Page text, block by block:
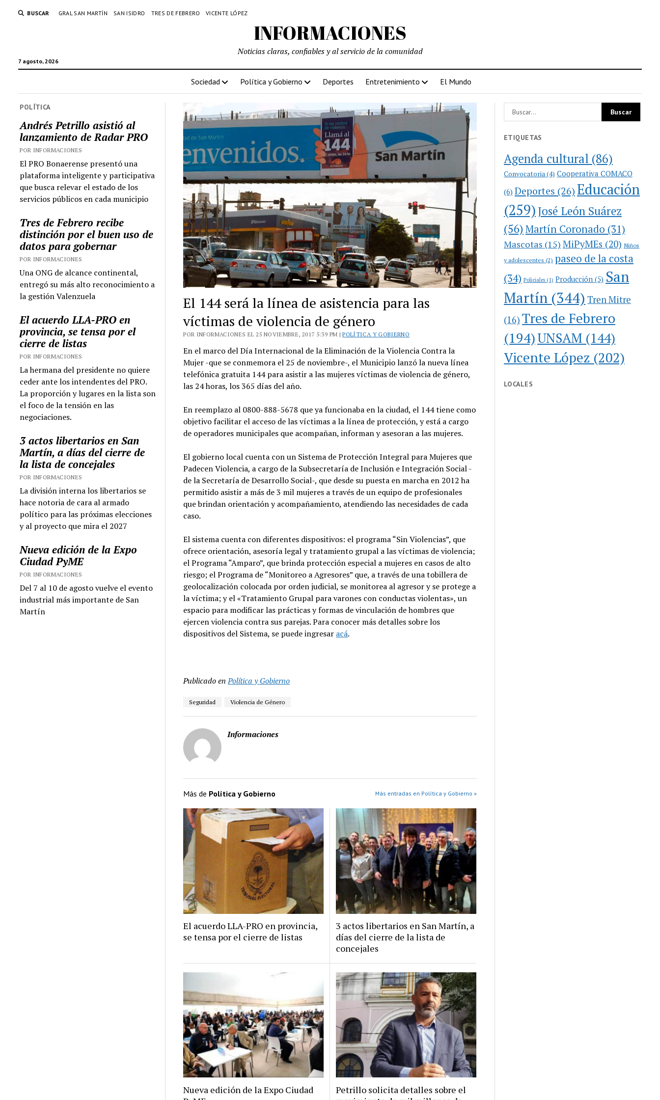
BUSCAR GRAL SAN MARTÍN SAN ISIDRO TRES DE FEBRERO VICENTE LÓPEZ
INFORMACIONES
7 agosto, 2026
Noticias claras, confiables y al servicio de la comunidad
Sociedad Política y Gobierno Deportes Entretenimiento El Mundo
POLÍTICA
Andrés Petrillo asistió al
lanzamiento de Radar PRO
POR INFORMACIONES
El PRO Bonaerense presentó una
plataforma inteligente y participativa
que busca relevar el estado de los
servicios públicos en cada municipio
Tres de Febrero recibe
distinción por el buen uso de
datos para gobernar
POR INFORMACIONES
Una ONG de alcance continental,
entregó su más alto reconocimiento a
la gestión Valenzuela
El acuerdo LLA-PRO en
provincia, se tensa por el
cierre de listas
POR INFORMACIONES
La hermana del presidente no quiere
ceder ante los intendentes del PRO.
La proporción y lugares en la lista son
el foco de la tensión en las
negociaciones.
3 actos libertarios en San
Martín, a días del cierre de
la lista de concejales
POR INFORMACIONES
La división interna los libertarios se
hace notoria de cara al armado
político para las próximas elecciones
y al proyecto que mira el 2027
Nueva edición de la Expo
Ciudad PyME
POR INFORMACIONES
Del 7 al 10 de agosto vuelve el evento
industrial más importante de San
Martín
El 144 será la línea de asistencia para las
víctimas de violencia de género
POR INFORMACIONES EL 25 NOVIEMBRE, 2017 5:39 PM |POLÍTICA Y GOBIERNO
En el marco del Día Internacional de la Eliminación de la Violencia Contra la
Mujer -que se conmemora el 25 de noviembre-, el Municipio lanzó la nueva línea
telefónica gratuita 144 para asistir a las mujeres víctimas de violencia de género,
las 24 horas, los 365 días del año.
En reemplazo al 0800-888-5678 que ya funcionaba en la ciudad, el 144 tiene como
objetivo facilitar el acceso de las víctimas a la línea de protección, y está a cargo
de operadores municipales que acompañan, informan y asesoran a las mujeres.
El gobierno local cuenta con un Sistema de Protección Integral para Mujeres que
Padecen Violencia, a cargo de la Subsecretaría de Inclusión e Integración Social -
de la Secretaría de Desarrollo Social-, que desde su puesta en marcha en 2012 ha
permitido asistir a más de 3 mil mujeres a través de un equipo de profesionales
que brindan orientación y acompañamiento, atendiendo las necesidades de cada
caso.
El sistema cuenta con diferentes dispositivos: el programa “Sin Violencias”, que
ofrece orientación, asesoría legal y tratamiento grupal a las víctimas de violencia;
el Programa “Amparo”, que brinda protección especial a mujeres en casos de alto
riesgo; el Programa de “Monitoreo a Agresores” que, a través de una tobillera de
geolocalización colocada por orden judicial, se monitorea al agresor y se protege a
la víctima; y el «Tratamiento Grupal para varones con conductas violentas», un
espacio para modificar las prácticas y formas de vinculación de hombres que
ejercen violencia contra sus parejas. Para conocer más detalles sobre los
dispositivos del Sistema, se puede ingresar acá.
Publicado en Política y Gobierno
Seguridad Violencia de Género
Informaciones
Más de Política y Gobierno Más entradas en Política y Gobierno »
El acuerdo LLA-PRO en provincia,
se tensa por el cierre de listas
3 actos libertarios en San Martín, a
días del cierre de la lista de
concejales
Nueva edición de la Expo Ciudad
Petrillo solicita detalles sobre el
ETIQUETAS
Agenda cultural (86)
Convocatoria (4) Cooperativa COMACO
(6) Deportes (26)Educación
(259)José León Suárez
(56)Martín Coronado (31)
Mascotas (15) MiPyMEs (20) Niños
y adolescentes (2) paseo de la costa
(34) Policiales (1) Producción (5) San
Martín (344) Tren Mitre
(16) Tres de Febrero
(194)UNSAM (144)
Vicente López (202)
LOCALES